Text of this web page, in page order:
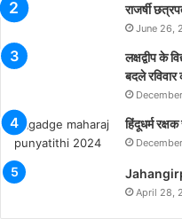
राजर्षी
June 26,
लक्षद्वीप के
बदले रविवार
हिंदूधर्म
April 28,